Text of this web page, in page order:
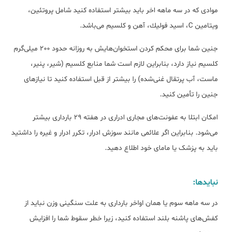
موادی که در سه‌ ماهه اخر باید بیشتر استفاده کنید شامل پروتئین،
ویتامین C، اسید فولیك، آهن و كلسیم می‌باشد.‌
جنین شما برای محکم کردن استخوان‌هایش به روزانه حدود 200 میلی‌گرم
کلسیم نیاز دارد، بنابراین لازم است شما منابع کلسیم (شیر، پنیر،
ماست، آب پرتقال غنی‌شده) را بیشتر از قبل استفاده کنید تا نیازهای
جنین را تأمین کنید.
امکان ابتلا به عفونت‌های مجاری ادراری در هفته 29 بارداری بیشتر
می‌شود. بنابراین اگر علائمی مانند سوزش ادرار، تکرر ادرار و غیره را داشتید
باید به پزشک یا مامای خود اطلاع دهید.
نبایدها:
در سه ماهه سوم یا همان اواخر بارداری به علت سنگینی وزن نباید از
کفش‌های پاشنه ‌بلند استفاده کنید، زیرا خطر سقوط شما را افزایش